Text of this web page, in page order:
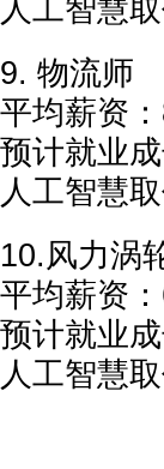
人工智慧
9. 物流师
平均薪资
预计就业
人工智慧
10.风力涡
平均薪资
预计就业
人工智慧